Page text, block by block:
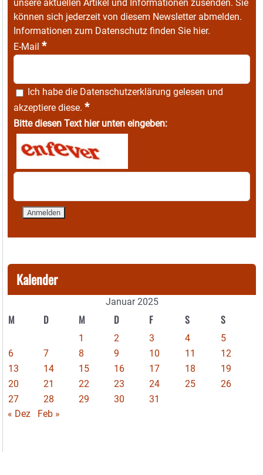
unsere aktuellen Artikel und Informationen zusenden. Sie
können sich jederzeit von diesem Newsletter abmelden.
Informationen zum Datenschutz finden Sie hier.
E-Mail *
Ich habe die Datenschutzerklärung gelesen und
akzeptiere diese. *
Bitte diesen Text hier unten eingeben:
Kalender
Januar 2025
M D M D F S S
1 2 3 4
5
6
7 8 9 10 11
12
13
14 15 16 17 18
19
20
21 22 23 24 25
26
27
28 29 30
31
« Dez
Feb »